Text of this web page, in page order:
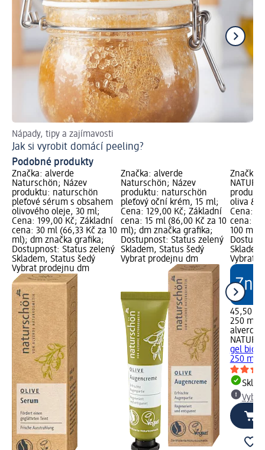
Nápady, tipy a zajímavosti
Jak si vyrobit domácí peeling?
Podobné produkty
Značka: alverde
Naturschön; Název
produktu: naturschön
pleťové sérum s obsahem
olivového oleje, 30 ml;
Cena: 199,00 Kč; Základní
cena: 30 ml (66,33 Kč za 10
ml); dm značka grafika;
Dostupnost: Status zelený
Skladem, Status šedý
Vybrat prodejnu dm
Značka: alverde
Naturschön; Název
produktu: naturschön
pleťový oční krém, 15 ml;
Cena: 129,00 Kč; Základní
cena: 15 ml (86,00 Kč za 10
ml); dm značka grafika;
Dostupnost: Status zelený
Skladem, Status šedý
Vybrat prodejnu dm
Značka:
oliva &
Cena:
cena:
100 ml);
Vybrat
45,50 Kč
250 ml
alverde
gel bio
250 ml